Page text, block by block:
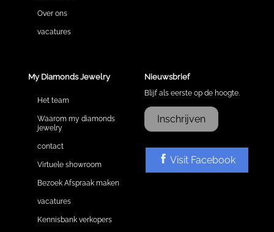
Over ons
vacatures
My Diamonds Jewelry
Het team
Waarom my diamonds
jewelry
contact
Virtuele showroom
Bezoek Afspraak maken
vacatures
Kennisbank verkopers
Nieuwsbrief
Blijf als eerste op de hoogte.
Inschrijven
Visit Facebook